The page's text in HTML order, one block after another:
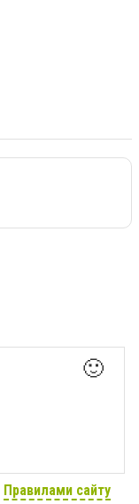
🙂
Правилами сайту